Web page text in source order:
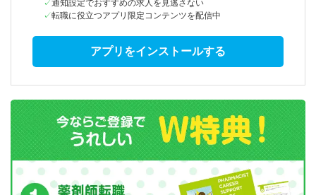
通知設定でおすすめの求人を見逃さない
転職に役立つアプリ限定コンテンツを配信中
アプリをインストールする